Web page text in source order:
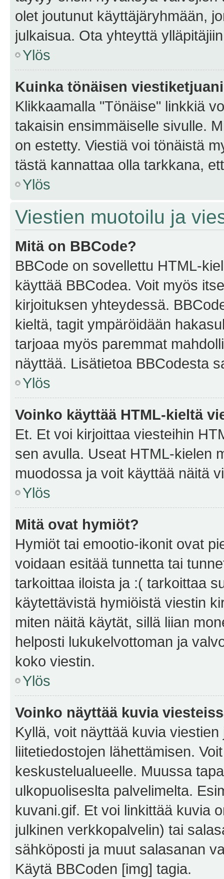
olet joutunut käyttäjäryhmään,
julkaisua. Ota yhteyttä
Ylös
Kuinka tönäisen
Klikkaamalla "Tönäise" linkkiä
takaisin ensimmäiselle sivulle.
on estetty. Viestiä voi tönäistä
tästä kannattaa olla tarkkana,
Ylös
Viestien muotoilu ja
Mitä on BBCode?
BBCode on sovellettu HTML-
käyttää BBCodea. Voit myös
kirjoituksen yhteydessä.
kieltä, tagit ympäröidään
tarjoaa myös paremmat
näyttää. Lisätietoa BBCodesta
Ylös
Voinko käyttää HTML-kieltä
Et. Et voi kirjoittaa viesteihin
sen avulla. Useat HTML-kielen
muodossa ja voit käyttää näitä
Ylös
Mitä ovat hymiöt?
Hymiöt tai emootio-ikonit ovat
voidaan esitää tunnetta tai
tarkoittaa iloista ja :( tarkoittaa
käytettävistä hymiöistä viestin
miten näitä käytät, sillä liian
helposti lukukelvottoman ja
koko viestin.
Ylös
Voinko näyttää kuvia
Kyllä, voit näyttää kuvia
liitetiedostojen lähettämisen.
keskustelualueelle. Muussa
ulkopuoliseslta palvelimelta.
kuvani.gif. Et voi linkittää kuvia
julkinen verkkopalvelin) tai
sähköposti ja muut salasanan
Käytä BBCoden [img] tagia.